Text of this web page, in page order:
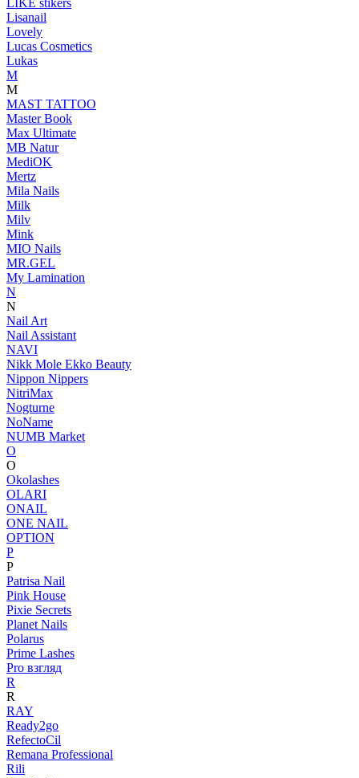
LIKE stikers
Lisanail
Lovely
Lucas Cosmetics
Lukas
M
M
MAST TATTOO
Master Book
Max Ultimate
MB Natur
MediOK
Mertz
Mila Nails
Milk
Milv
Mink
MIO Nails
MR.GEL
My Lamination
N
N
Nail Art
Nail Assistant
NAVI
Nikk Mole Ekko Beauty
Nippon Nippers
NitriMax
Nogturne
NoName
NUMB Market
O
O
Okolashes
OLARI
ONAIL
ONE NAIL
OPTION
P
P
Patrisa Nail
Pink House
Pixie Secrets
Planet Nails
Polarus
Prime Lashes
Pro взгляд
R
R
RAY
Ready2go
RefectoCil
Remana Professional
Rili